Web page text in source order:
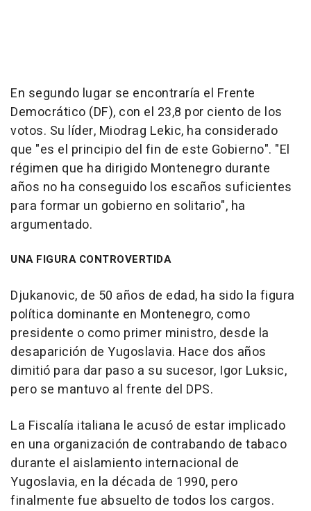
En segundo lugar se encontraría el Frente
Democrático (DF), con el 23,8 por ciento de los
votos. Su líder, Miodrag Lekic, ha considerado
que "es el principio del fin de este Gobierno". "El
régimen que ha dirigido Montenegro durante
años no ha conseguido los escaños suficientes
para formar un gobierno en solitario", ha
argumentado.
UNA FIGURA CONTROVERTIDA
Djukanovic, de 50 años de edad, ha sido la figura
política dominante en Montenegro, como
presidente o como primer ministro, desde la
desaparición de Yugoslavia. Hace dos años
dimitió para dar paso a su sucesor, Igor Luksic,
pero se mantuvo al frente del DPS.
La Fiscalía italiana le acusó de estar implicado
en una organización de contrabando de tabaco
durante el aislamiento internacional de
Yugoslavia, en la década de 1990, pero
finalmente fue absuelto de todos los cargos.